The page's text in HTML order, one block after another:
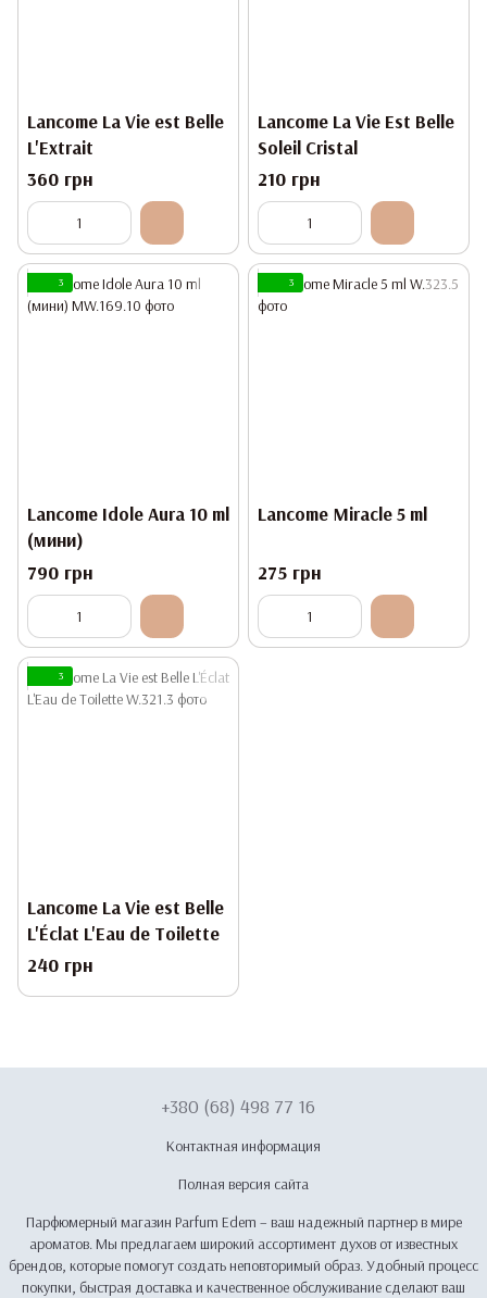
Lancome La Vie est Belle
L'Extrait
360 грн
Lancome La Vie Est Belle
Soleil Cristal
210 грн
3
Lancome Idole Aura 10 ml
(мини)
790 грн
3
Lancome Miracle 5 ml
275 грн
3
Lancome La Vie est Belle
L'Éclat L'Eau de Toilette
240 грн
+380 (68) 498 77 16
Контактная информация
Полная версия сайта
Парфюмерный магазин Parfum Edem – ваш надежный партнер в мире
ароматов. Мы предлагаем широкий ассортимент духов от известных
брендов, которые помогут создать неповторимый образ. Удобный процесс
покупки, быстрая доставка и качественное обслуживание сделают ваш